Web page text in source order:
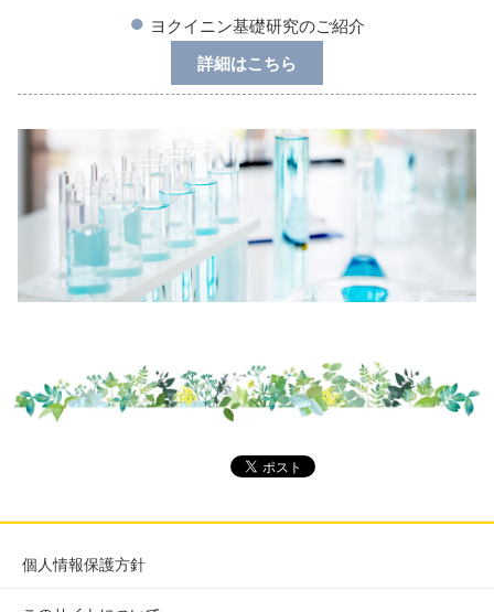
● ヨクイニン基礎研究のご紹介
詳細はこちら
個人情報保護方針